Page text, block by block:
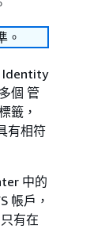
。
Identity
個 管
籤，
有相符
中的
帳戶，
有在